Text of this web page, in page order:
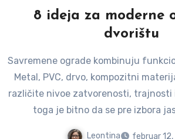
8 ideja za moderne
dvorištu
Savremene ograde kombinuju funkcionalnost i estetiku.
Metal, PVC, drvo, kompozitni
različite nivoe zatvorenosti, trajnosti
toga je bitno da se pre izbora
Leontina februar